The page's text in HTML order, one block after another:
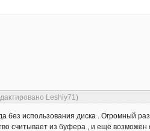
Leshiy71)
без использования диска . Огромный
считывает из буфера , и ещё